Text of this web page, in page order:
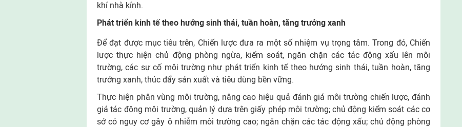
khí nhà kính.
Phát triển kinh tế theo hướng sinh thái, tuần hoàn, tăng trưởng xanh
Để đạt được mục tiêu trên, Chiến lược đưa ra một số nhiệm vụ trọng tâm. Trong đó, Chiến
lược thực hiện chủ động phòng ngừa, kiểm soát, ngăn chặn các tác động xấu lên môi
trường, các sự cố môi trường như phát triển kinh tế theo hướng sinh thái, tuần hoàn, tăng
trưởng xanh, thúc đẩy sản xuất và tiêu dùng bền vững.
Thực hiện phân vùng môi trường, nâng cao hiệu quả đánh giá môi trường chiến lược, đánh
giá tác động môi trường, quản lý dựa trên giấy phép môi trường; chủ động kiểm soát các cơ
sở có nguy cơ gây ô nhiễm môi trường cao; ngăn chặn các tác động xấu; chủ động phòng